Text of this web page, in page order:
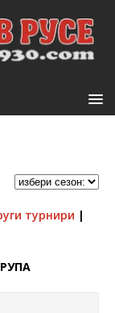
турнири |